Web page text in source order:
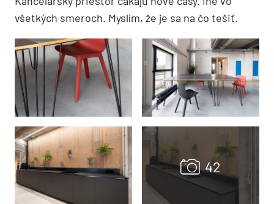
všetkých smeroch. Myslím, že je sa na čo tešiť.